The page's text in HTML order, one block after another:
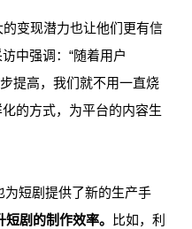
变现潜力也让他们更有信
中强调：“随着用户
提高，我们就不用一直烧
的方式，为平台的内容生
短剧提供了新的生产手
剧的制作效率。
比如，利